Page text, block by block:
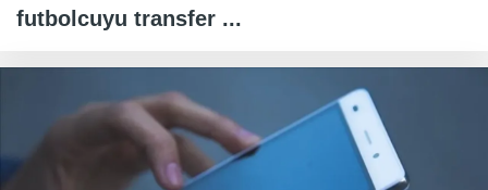
futbolcuyu transfer ...